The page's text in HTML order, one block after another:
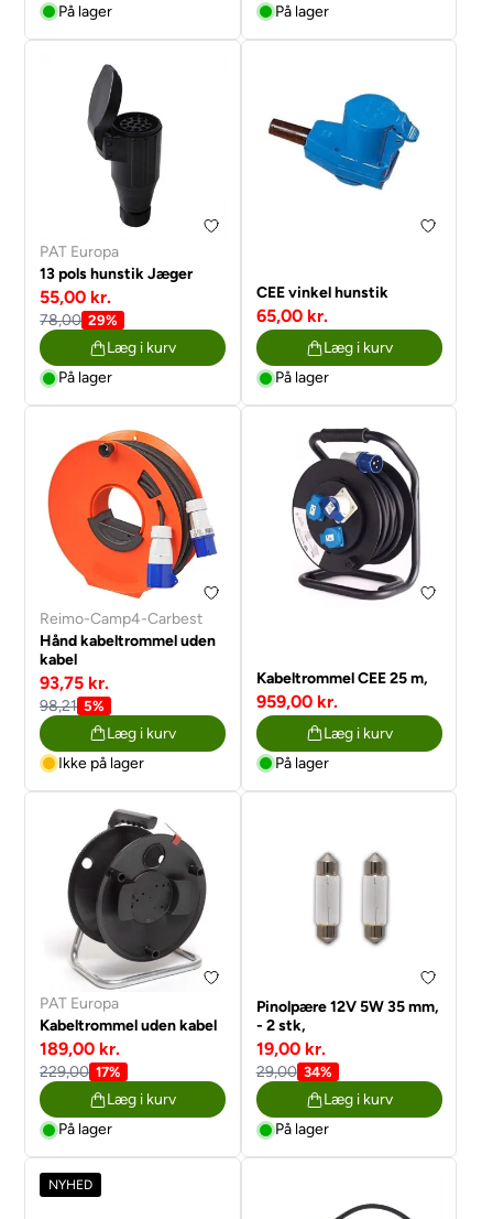
På lager
På lager
PAT Europa
13 pols hunstik Jæger
55,00 kr.
78,00 29%
Læg i kurv
På lager
CEE vinkel hunstik
65,00 kr.
Læg i kurv
På lager
Reimo-Camp4-Carbest
Hånd kabeltrommel uden
kabel
93,75 kr.
98,21 5%
Læg i kurv
Ikke på lager
Kabeltrommel CEE 25 m,
959,00 kr.
Læg i kurv
På lager
PAT Europa
Kabeltrommel uden kabel
189,00 kr.
229,00 17%
Læg i kurv
På lager
Pinolpære 12V 5W 35 mm,
- 2 stk,
19,00 kr.
29,00 34%
Læg i kurv
På lager
NYHED